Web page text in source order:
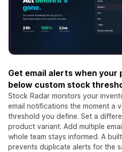
Get email alerts when
below custom stock
Stock Radar monitors your
email notifications the moment a
threshold you define. Set a
product variant. Add multiple
whole team stays informed. A
prevents duplicate alerts for the